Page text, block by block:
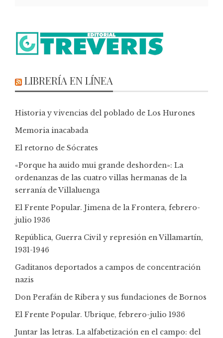
LIBRERÍA EN LÍNEA
Historia y vivencias del poblado de Los Hurones
Memoria inacabada
El retorno de Sócrates
«Porque ha auido mui grande deshorden»: La
ordenanzas de las cuatro villas hermanas de la
serranía de Villaluenga
El Frente Popular. Jimena de la Frontera, febrero-
julio 1936
República, Guerra Civil y represión en Villamartín,
1931-1946
Gaditanos deportados a campos de concentración
nazis
Don Perafán de Ribera y sus fundaciones de Bornos
El Frente Popular. Ubrique, febrero-julio 1936
Juntar las letras. La alfabetización en el campo: del